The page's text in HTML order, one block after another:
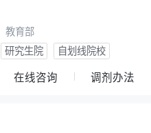
教育部
研究生院 自划线院校
在线咨询 调剂办法